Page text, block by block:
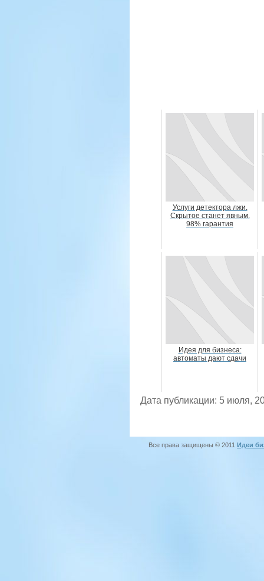
Услуги детектора лжи.
Скрытое станет явным.
98% гарантия
Идея для бизнеса:
автоматы дают сдачи
Дата публикации: 5 июля,
Все права защищены © 2011 Идеи